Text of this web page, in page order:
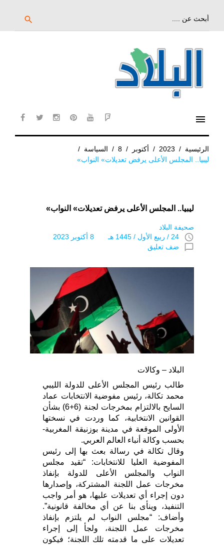
search
menu
الرئيسية /
2023
/ أكتوبر /
8
/ السياسة /
ليبيا.. المجلس الأعلى يرفض تعديلات» النواب»
ليبيا.. المجلس الأعلى يرفض تعديلات» النواب»
صحيفة البلاد
access_time 24 / ربيع اﻷول / 1445 هـ 8 أكتوبر 2023
chat_bubble_outline ضف تعليق
البلاد – وكالات
طالب رئيس المجلس الأعلى للدولة الليبي
محمد تكالة، رئيس مفوضية الانتخابات عماد
السايح بالالتزام بمخرجات لجنة (6+6) بشأن
القوانين الانتخابية، كما وردت في نسختها
الأولى الموقعة في مدينة بوزنيقة المغربية-
بحسب وكالة أنباء العالم العربي.
وقال تكالة في رسالة بعث بها إلى رئيس
المفوضية العليا للانتخابات: “تقيد مجلس
النواب والمجلس الأعلى للدولة بإنفاذ
مخرجات عمل اللجنة المشتركة، وإصدارها
دون إجراء أي تعديلات عليها، هو أمر واجب
التنفيذ، وينأى بنا عن أي مخالفة قانونية”.
وأضاف: “مجلس النواب لم يلتزم بإنفاذ
مخرجات عمل اللجنة، ولجأ إلى إجراء
تعديلات على ما قدمته تلك اللجنة؛ فيكون